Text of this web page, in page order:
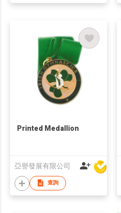
Printed Medallion
亞譽發展有限公司
查詢